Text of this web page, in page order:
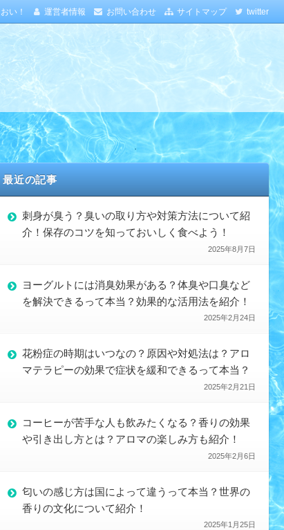
運営者情報 お問い合わせ サイトマップ twitter
い！
最近の記事
刺身が臭う？臭いの取り方や対策方法について紹
介！保存のコツを知っておいしく食べよう！
2025年8月7日
ヨーグルトには消臭効果がある？体臭や口臭など
を解決できるって本当？効果的な活用法を紹介！
2025年2月24日
花粉症の時期はいつなの？原因や対処法は？アロ
マテラピーの効果で症状を緩和できるって本当？
2025年2月21日
コーヒーが苦手な人も飲みたくなる？香りの効果
や引き出し方とは？アロマの楽しみ方も紹介！
2025年2月6日
匂いの感じ方は国によって違うって本当？世界の
香りの文化について紹介！
2025年1月25日